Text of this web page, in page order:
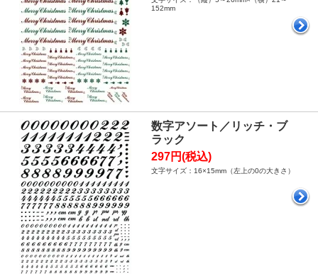
152mm
数字アソート／リッチ・ブ
ラック
297円(税込)
文字サイズ：16×15mm（左上の0の大きさ）